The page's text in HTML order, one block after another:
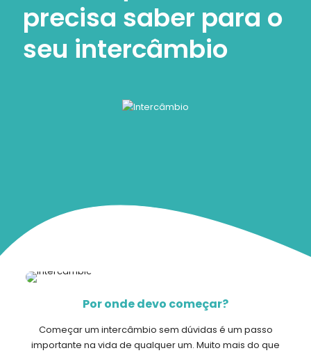
precisa saber para o
seu intercâmbio
Por onde devo começar?
Começar um intercâmbio sem dúvidas é um passo
importante na vida de qualquer um. Muito mais do que